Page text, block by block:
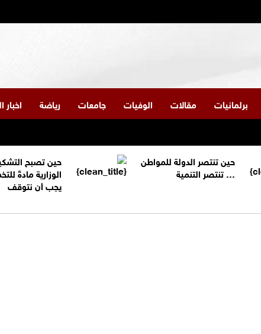
برلمانيات مقالات الوفيات جامعات رياضة اخبار
حين تنتصر الدولة للمواطن
… تنتصر التنمية
حين تصبح
الوزارية مادةً
يجب أن نتوقف